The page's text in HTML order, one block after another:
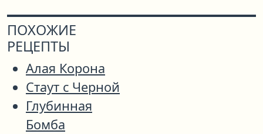
ПОХОЖИЕ
РЕЦЕПТЫ
Алая Корона
Стаут с Черной
Глубинная
Бомба